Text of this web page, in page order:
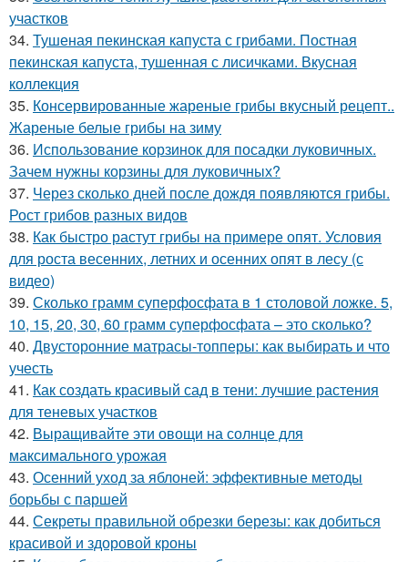
участков
34. Тушеная пекинская капуста с грибами. Постная
пекинская капуста, тушенная с лисичками. Вкусная
коллекция
35. Консервированные жареные грибы вкусный рецепт..
Жареные белые грибы на зиму
36. Использование корзинок для посадки луковичных.
Зачем нужны корзины для луковичных?
37. Через сколько дней после дождя появляются грибы.
Рост грибов разных видов
38. Как быстро растут грибы на примере опят. Условия
для роста весенних, летних и осенних опят в лесу (с
видео)
39. Сколько грамм суперфосфата в 1 столовой ложке. 5,
10, 15, 20, 30, 60 грамм суперфосфата – это сколько?
40. Двусторонние матрасы-топперы: как выбирать и что
учесть
41. Как создать красивый сад в тени: лучшие растения
для теневых участков
42. Выращивайте эти овощи на солнце для
максимального урожая
43. Осенний уход за яблоней: эффективные методы
борьбы с паршей
44. Секреты правильной обрезки березы: как добиться
красивой и здоровой кроны